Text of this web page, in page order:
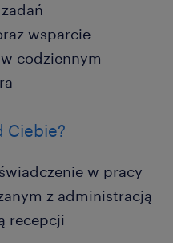
wsparcie
codziennym
Ciebie?
w pracy
z administracją
recepcji